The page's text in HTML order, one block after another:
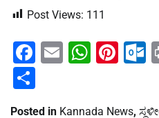
Post Views: 111
Facebook
Email
Posted in Kannada News,